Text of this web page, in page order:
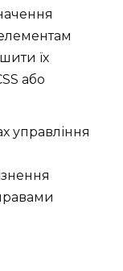
їх
або
управління